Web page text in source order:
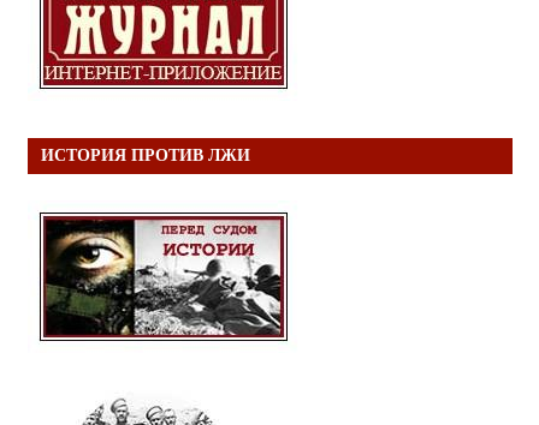
ИСТОРИЯ ПРОТИВ ЛЖИ